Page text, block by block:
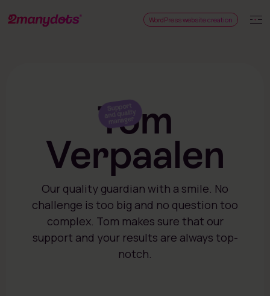
WordPress website creation
Support
and quality
manager
Tom
Verpaalen
Our quality guardian with a smile. No
challenge is too big and no question too
complex. Tom makes sure that our
support and your results are always top-
notch.